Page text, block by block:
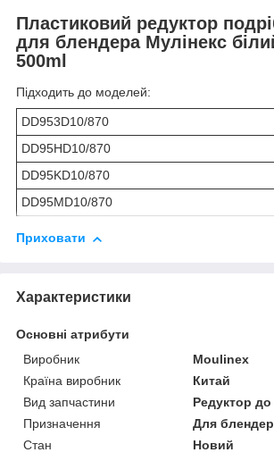
Пластиковий редуктор
для блендера Мулінекс
500ml
Підходить до моделей:
DD953D10/870
DD95HD10/870
DD95KD10/870
DD95MD10/870
Приховати
Характеристики
Основні атрибути
Виробник
Moulinex
Країна виробник
Китай
Вид запчастини
Редуктор до
Призначення
Для
Стан
Новий